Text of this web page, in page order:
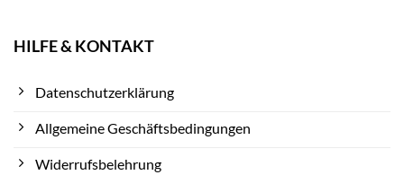
HILFE & KONTAKT
Datenschutzerklärung
Allgemeine Geschäftsbedingungen
Widerrufsbelehrung